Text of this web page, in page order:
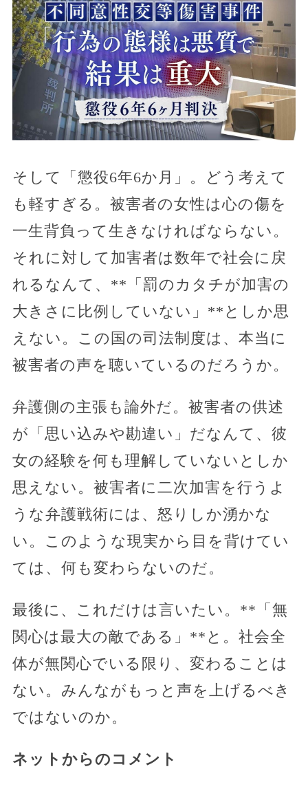
そして「懲役6年6か月」。どう考えて
も軽すぎる。被害者の女性は心の傷を
一生背負って生きなければならない。
それに対して加害者は数年で社会に戻
れるなんて、**「罰のカタチが加害の
大きさに比例していない」**としか思
えない。この国の司法制度は、本当に
被害者の声を聴いているのだろうか。
弁護側の主張も論外だ。被害者の供述
が「思い込みや勘違い」だなんて、彼
女の経験を何も理解していないとしか
思えない。被害者に二次加害を行うよ
うな弁護戦術には、怒りしか湧かな
い。このような現実から目を背けてい
ては、何も変わらないのだ。
最後に、これだけは言いたい。**「無
関心は最大の敵である」**と。社会全
体が無関心でいる限り、変わることは
ない。みんながもっと声を上げるべき
ではないのか。
ネットからのコメント